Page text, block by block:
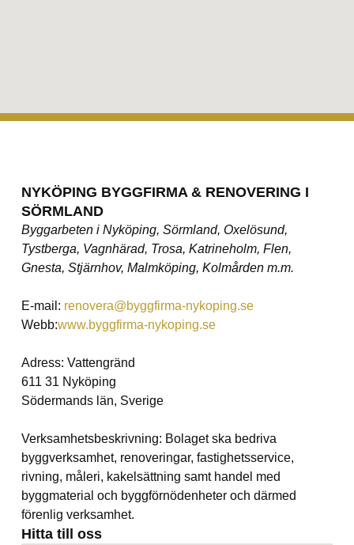
NYKÖPING BYGGFIRMA & RENOVERING I
SÖRMLAND
Byggarbeten i Nyköping, Sörmland, Oxelösund,
Tystberga, Vagnhärad, Trosa, Katrineholm, Flen,
Gnesta, Stjärnhov, Malmköping, Kolmården m.m.
E-mail: renovera@byggfirma-nykoping.se
Webb:www.byggfirma-nykoping.se
Adress: Vattengränd
611 31 Nyköping
Södermands län, Sverige
Verksamhetsbeskrivning: Bolaget ska bedriva
byggverksamhet, renoveringar, fastighetsservice,
rivning, måleri, kakelsättning samt handel med
byggmaterial och byggförnödenheter och därmed
förenlig verksamhet.
Hitta till oss